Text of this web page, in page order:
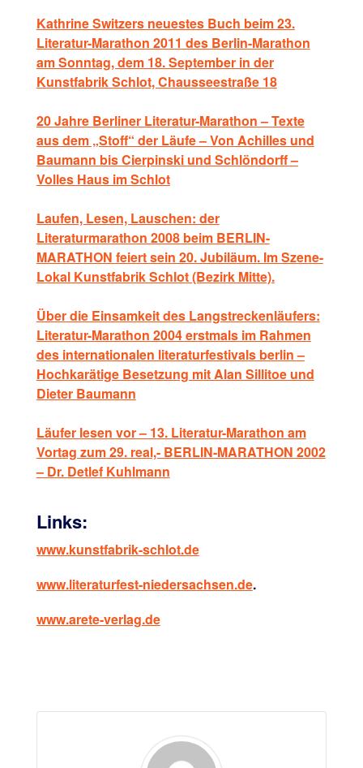
Kathrine Switzers neuestes Buch beim 23.
Literatur-Marathon 2011 des Berlin-Marathon
am Sonntag, dem 18. September in der
Kunstfabrik Schlot, Chausseestraße 18
20 Jahre Berliner Literatur-Marathon – Texte
aus dem „Stoff“ der Läufe – Von Achilles und
Baumann bis Cierpinski und Schlöndorff –
Volles Haus im Schlot
Laufen, Lesen, Lauschen: der
Literaturmarathon 2008 beim BERLIN-
MARATHON feiert sein 20. Jubiläum. Im Szene-
Lokal Kunstfabrik Schlot (Bezirk Mitte).
Über die Einsamkeit des Langstreckenläufers:
Literatur-Marathon 2004 erstmals im Rahmen
des internationalen literaturfestivals berlin –
Hochkarätige Besetzung mit Alan Sillitoe und
Dieter Baumann
Läufer lesen vor – 13. Literatur-Marathon am
Vortag zum 29. real,- BERLIN-MARATHON 2002
– Dr. Detlef Kuhlmann
Links:
www.kunstfabrik-schlot.de
www.literaturfest-niedersachsen.de.
www.arete-verlag.de